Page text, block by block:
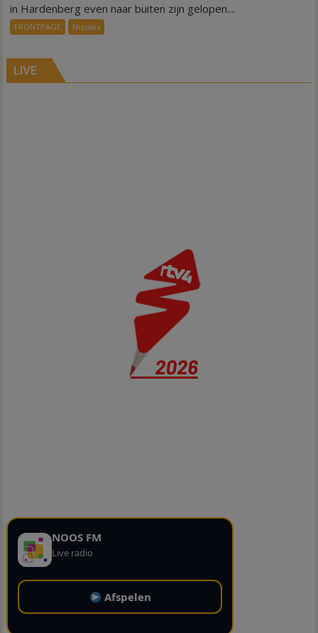
in Hardenberg even naar buiten zijn gelopen....
FRONTPAGE Nieuws
LIVE
NOOS FM
Live radio
Afspelen